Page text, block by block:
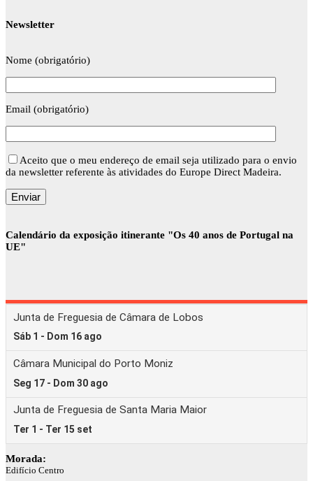
Newsletter
Nome (obrigatório)
Email (obrigatório)
Aceito que o meu endereço de email seja utilizado para o envio
da newsletter referente às atividades do Europe Direct Madeira.
Calendário da exposição itinerante "Os 40 anos de Portugal na
UE"
Morada:
Edifício Centro